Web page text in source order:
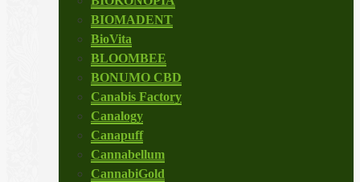
BIOMADENT
BioVita
BLOOMBEE
BONUMO CBD
Canabis Factory
Canalogy
Canapuff
Cannabellum
CannabiGold